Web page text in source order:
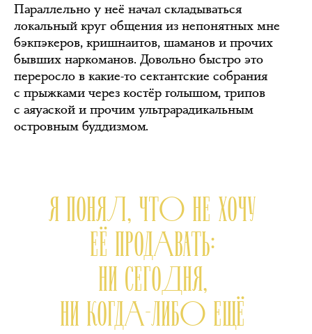
Параллельно у неё начал складываться
локальный круг общения из непонятных мне
бэкпэкеров, кришнаитов, шаманов и прочих
бывших наркоманов. Довольно быстро это
переросло в какие-то сектантские собрания
с прыжками через костёр голышом, трипов
с аяуаской и прочим ультрарадикальным
островным буддизмом.
Я ПОНЯЛ, ЧТО НЕ ХОЧУ
ЕЁ ПРОДАВАТЬ:
НИ СЕГОДНЯ,
НИ КОГДА-ЛИБО ЕЩЁ